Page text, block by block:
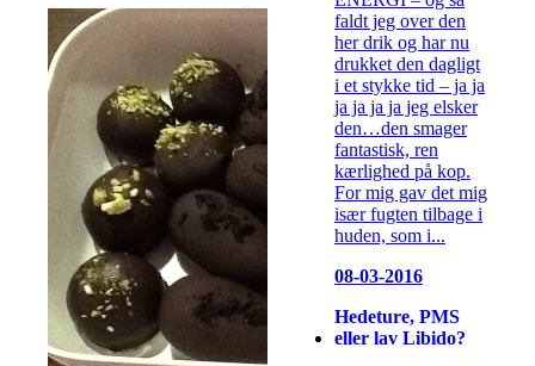
faldt jeg over den
her drik og har nu
drukket den dagligt
i et stykke tid – ja ja
ja ja ja ja jeg elsker
den…den smager
fantastisk, ren
kærlighed på kop.
For mig gav det mig
især fugten tilbage i
huden, som i...
08-03-2016
Hedeture, PMS
eller lav Libido?